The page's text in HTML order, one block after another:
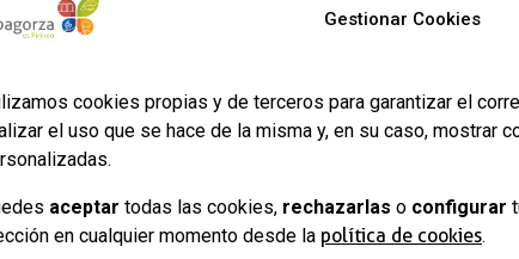
Gestionar Cookies
cookies propias y de terceros para garantizar el
el uso que se hace de la misma y, en su caso, mostrar
aceptar todas las cookies, rechazarlas o configurar
en cualquier momento desde la política de cookies.
Aviso legal
Política de privacidad
Política de Cookies
Formulario de adhesión de